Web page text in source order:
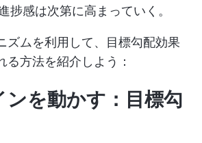
捗感は次第に高まっていく。
ズムを利用して、目標勾配効果
る方法を紹介しよう：
ンを動かす：目標勾